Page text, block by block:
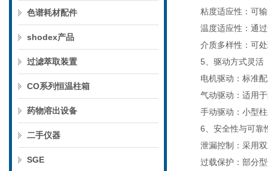
色谱耗材配件
shodex产品
过滤萃取装置
CO系列恒温柱箱
药物溶出设备
二手仪器
SGE
粘度适应性：可输
温度适应性：通过
介质多样性：可处
5、驱动方式灵活
电机驱动：标准配
气动驱动：适用于
手动驱动：小型柱
6、安全性与可靠
泄漏控制：采用双
过载保护：部分型